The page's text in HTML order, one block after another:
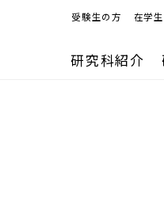
研究科紹介
受験生の方 在学